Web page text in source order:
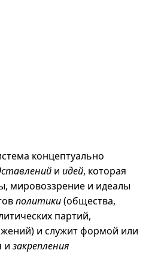
концептуально
и идей, которая
мировоззрение и идеалы
политики(общества,
партий,
и служит формой или
и закрепления